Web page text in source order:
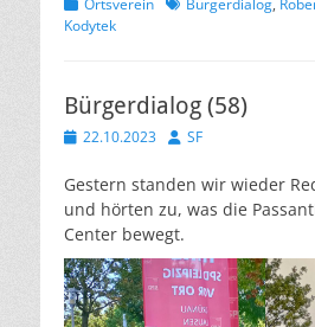
Kodytek
Bürgerdialog (58)
Veröffentlicht
22.10.2023 Autor
SF
Gestern standen wir wieder
und hörten zu, was die
Center bewegt.